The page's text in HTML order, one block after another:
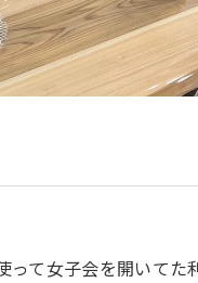
て女子会を開いてた